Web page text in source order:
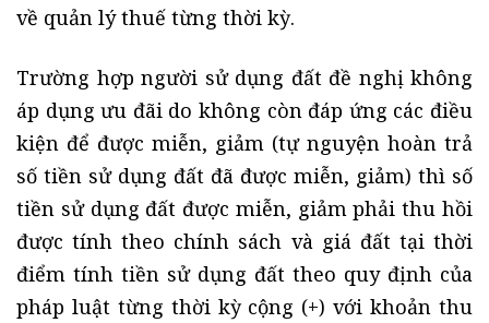
về quản lý thuế từng thời kỳ.
Trường hợp người sử dụng đất đề nghị không
áp dụng ưu đãi do không còn đáp ứng các điều
kiện để được miễn, giảm (tự nguyện hoàn trả
số tiền sử dụng đất đã được miễn, giảm) thì số
tiền sử dụng đất được miễn, giảm phải thu hồi
được tính theo chính sách và giá đất tại thời
điểm tính tiền sử dụng đất theo quy định của
pháp luật từng thời kỳ cộng (+) với khoản thu